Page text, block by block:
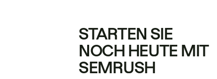
STARTEN SIE
NOCH HEUTE MIT
SEMRUSH